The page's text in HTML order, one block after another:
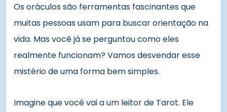
Os oráculos são ferramentas fascinantes que
muitas pessoas usam para buscar orientação na
vida. Mas você já se perguntou como eles
realmente funcionam? Vamos desvendar esse
mistério de uma forma bem simples.
Imagine que você vai a um leitor de Tarot. Ele